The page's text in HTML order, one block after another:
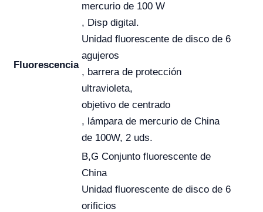
Fluorescencia
mercurio de 100 W
, Disp digital.
Unidad fluorescente de disco de 6
agujeros
, barrera de protección
ultravioleta,
objetivo de centrado
, lámpara de mercurio de China
de 100W, 2 uds.
B,G Conjunto fluorescente de
China
Unidad fluorescente de disco de 6
orificios